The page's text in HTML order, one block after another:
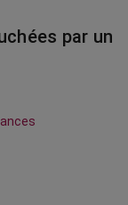
par un